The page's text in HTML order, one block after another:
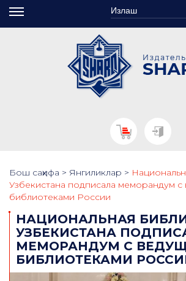
Бош саҳифа > Янгиликлар >
Узбекистана подписала меморандум
библиотеками России
НАЦИОНАЛЬНАЯ
УЗБЕКИСТАНА
МЕМОРАНДУМ С
БИБЛИОТЕКАМИ